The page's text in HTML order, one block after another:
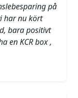
på
har nu kört
bara positivt
en KCR box ,